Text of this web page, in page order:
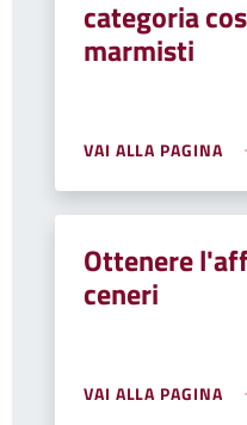
categoria
marmisti
VAI ALLA PAGINA
Ottenere
ceneri
VAI ALLA PAGINA